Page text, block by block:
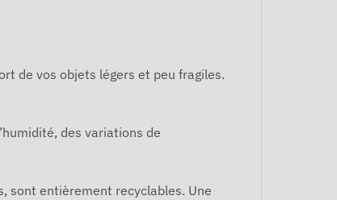
de vos objets légers et peu fragiles.
des variations de
sont entièrement recyclables. Une